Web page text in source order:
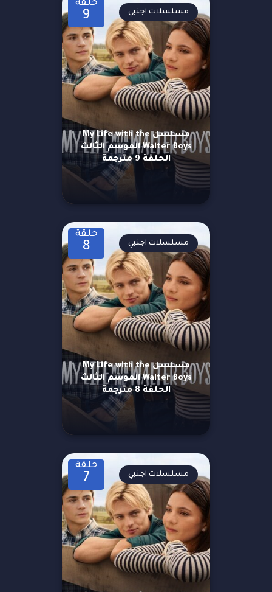
حلقة
9
مسلسل My Life with the
Walter Boys الموسم الثالث
الحلقة 9 مترجمة
مسلسلات اجنبي
حلقة
8
مسلسل My Life with the
Walter Boys الموسم الثالث
الحلقة 8 مترجمة
مسلسلات اجنبي
حلقة
7 مسلسلات اجنبي